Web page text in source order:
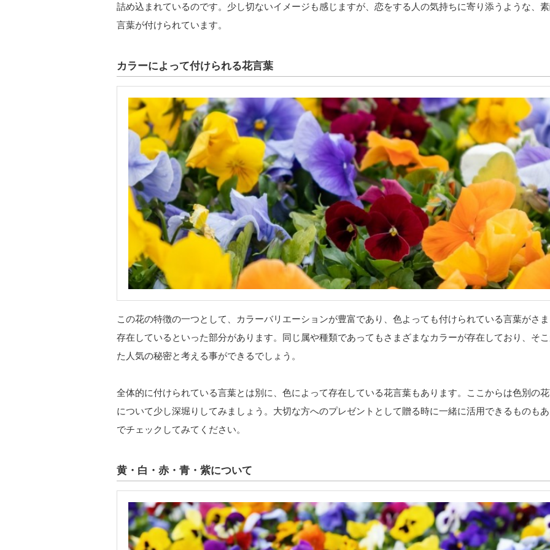
詰め込まれているのです。少し切ないイメージも感じますが、恋をする人の気持ちに寄り添うような、
言葉が付けられています。
カラーによって付けられる花言葉
この花の特徴の一つとして、カラーバリエーションが豊富であり、色よっても付けられている言葉がさ
存在しているといった部分があります。同じ属や種類であってもさまざまなカラーが存在しており、そ
た人気の秘密と考える事ができるでしょう。
全体的に付けられている言葉とは別に、色によって存在している花言葉もあります。ここからは色別の
について少し深堀りしてみましょう。大切な方へのプレゼントとして贈る時に一緒に活用できるものも
でチェックしてみてください。
黄・白・赤・青・紫について